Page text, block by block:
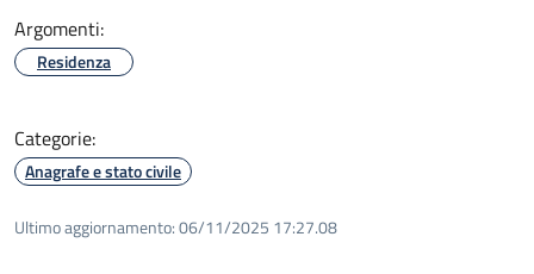
Argomenti:
Residenza
Categorie:
Anagrafe e stato civile
Ultimo aggiornamento:06/11/2025 17:27.08